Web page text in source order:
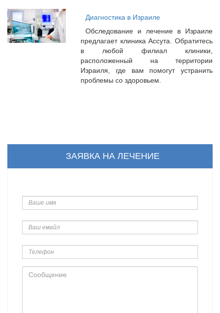
Диагностика в Израиле
Обследование и лечение в Израиле
предлагает клиника Ассута. Обратитесь
в любой филиал клиники,
расположенный на территории
Израиля, где вам помогут устранить
проблемы со здоровьем.
ЗАЯВКА НА ЛЕЧЕНИЕ
имя
емайл
Сообщение